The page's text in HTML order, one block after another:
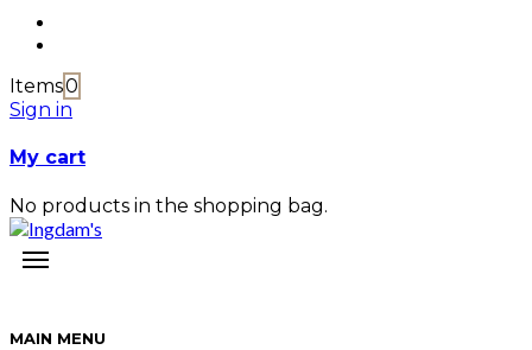
Items0
Sign in
My cart
No products in the shopping bag.
MAIN MENU